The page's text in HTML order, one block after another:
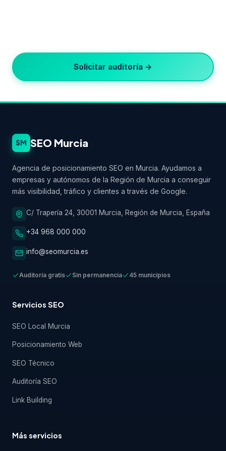
Solicitar auditoría →
SM SEO Murcia
Agencia de posicionamiento SEO en Murcia. Ayudamos a
empresas y autónomos de la Región de Murcia a conseguir
más visibilidad, tráfico y clientes a través de Google.
C/ Trapería 24, 30001 Murcia, Región de Murcia, España
+34 968 000 000
info@seomurcia.es
Auditoría gratis Sin permanencia 45 municipios
Servicios SEO
SEO Local Murcia
Posicionamiento Web
SEO Técnico
Auditoría SEO
Link Building
Más servicios